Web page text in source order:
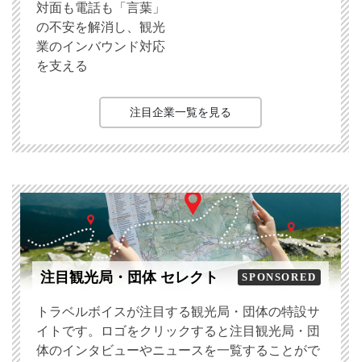
対面も電話も「言葉」
の不安を解消し、観光
業のインバウンド対応
を支える
注目企業一覧を見る
注目観光局・団体 セレクト SPONSORED
トラベルボイスが注目する観光局・団体の特設サ
イトです。ロゴをクリックすると注目観光局・団
体のインタビューやニュースを一覧することがで